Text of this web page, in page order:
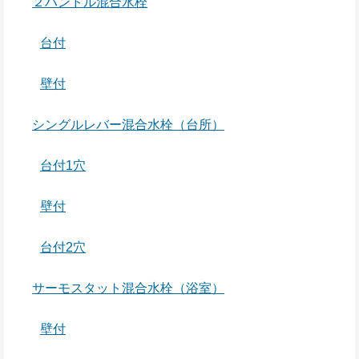
台付
壁付
シングルレバー混合水栓（台所）
台付1穴
壁付
台付2穴
サーモスタット混合水栓（浴室）
壁付